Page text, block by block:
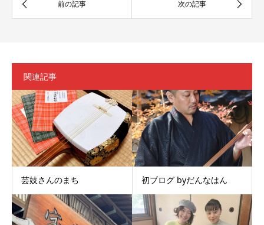
関連記事
芸妓さんのまち 初ブログ byだんなはん